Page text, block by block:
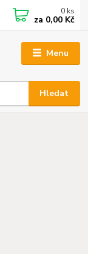
Menu
Hledat
0 ks
za 0,00 Kč